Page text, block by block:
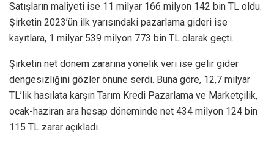
Satışların maliyeti ise 11 milyar 166 milyon 142 bin TL oldu.
Şirketin 2023’ün ilk yarısındaki pazarlama gideri ise
kayıtlara, 1 milyar 539 milyon 773 bin TL olarak geçti.
Şirketin net dönem zararına yönelik veri ise gelir gider
dengesizliğini gözler önüne serdi. Buna göre, 12,7 milyar
TL’lik hasılata karşın Tarım Kredi Pazarlama ve Marketçilik,
ocak-haziran ara hesap döneminde net 434 milyon 124 bin
115 TL zarar açıkladı.